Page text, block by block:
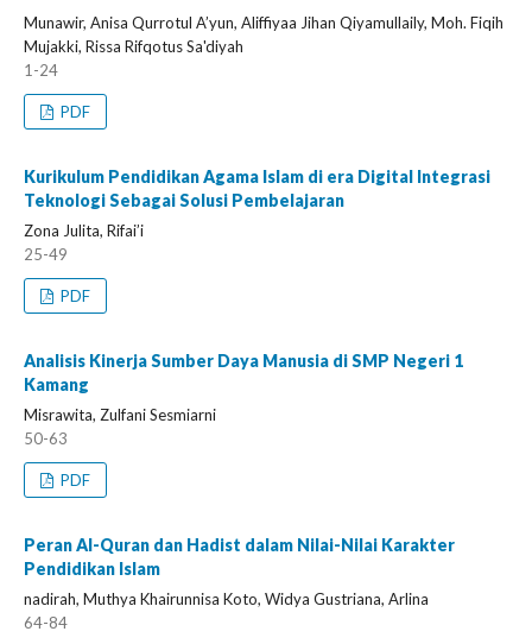
Munawir, Anisa Qurrotul A’yun, Aliffiyaa Jihan Qiyamullaily, Moh. Fiqih
Mujakki, Rissa Rifqotus Sa'diyah
1-24
PDF
Kurikulum Pendidikan Agama Islam di era Digital Integrasi
Teknologi Sebagai Solusi Pembelajaran
Zona Julita, Rifai’i
25-49
PDF
Analisis Kinerja Sumber Daya Manusia di SMP Negeri 1
Kamang
Misrawita, Zulfani Sesmiarni
50-63
PDF
Peran Al-Quran dan Hadist dalam Nilai-Nilai Karakter
Pendidikan Islam
nadirah, Muthya Khairunnisa Koto, Widya Gustriana, Arlina
64-84